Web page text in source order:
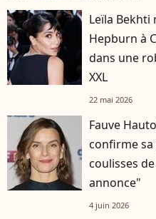
Leïla Bekhti
Hepburn à
dans une
XXL
22 mai 2026
Fauve
confirme sa
coulisses
annonce"
4 juin 2026